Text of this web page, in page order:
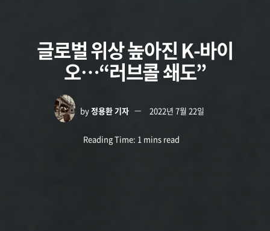
글로벌 위상 높아진 K-바이
오…“러브콜 쇄도”
by정용환 기자 2022년 7월 22일
Reading Time: 1 mins read